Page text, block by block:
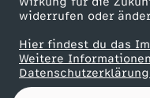
widerrufen oder
Hier findest du das
Weitere
Partner